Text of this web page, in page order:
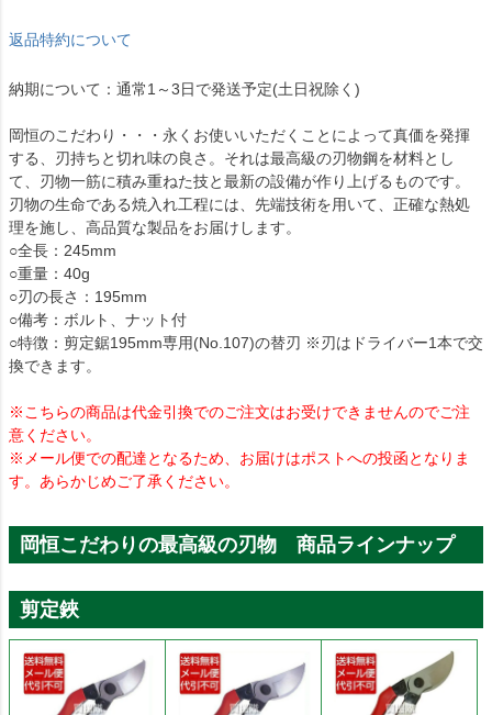
返品特約について
納期について：通常1～3日で発送予定(土日祝除く)
岡恒のこだわり・・・永くお使いいただくことによって真価を発揮
する、刃持ちと切れ味の良さ。それは最高級の刃物鋼を材料とし
て、刃物一筋に積み重ねた技と最新の設備が作り上げるものです。
刃物の生命である焼入れ工程には、先端技術を用いて、正確な熱処
理を施し、高品質な製品をお届けします。
○全長：245mm
○重量：40g
○刃の長さ：195mm
○備考：ボルト、ナット付
○特徴：剪定鋸195mm専用(No.107)の替刃 ※刃はドライバー1本で交
換できます。
※こちらの商品は代金引換でのご注文はお受けできませんのでご注
意ください。
※メール便での配達となるため、お届けはポストへの投函となりま
す。あらかじめご了承ください。